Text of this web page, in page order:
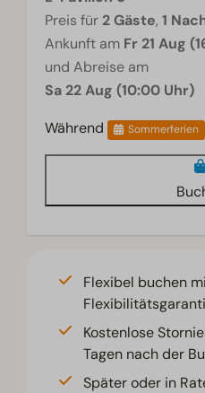
Preis für 2 Gäste, 1
Ankunft am Fr 21 Aug
und Abreise am
Sa 22 Aug (10:00 Uhr)
Während
Sommerferien
Flexibel buchen
Kostenlose
Tagen nach der
Später oder in